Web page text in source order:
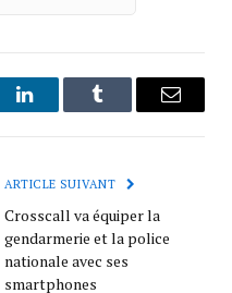
LinkedInTumblr
ARTICLE SUIVANT
Crosscall va équiper la
gendarmerie et la police
nationale avec ses
smartphones